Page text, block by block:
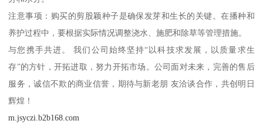
注意事项：购买的剪股颖种子是确保发芽和生长的关键。在播种和
养护过程中，要根据实际情况调整浇水、施肥和除草等管理措施。
与您携手共进。 我们公司始终坚持“以科技求发展，以质量求生
存”的方针，开拓进取，努力开拓市场。公司面对未来，完善的售后
服务，诚信不欺的商业信誉，期待与新老朋 友洽谈合作，共创明日
辉煌！
m.jsyczi.b2b168.com